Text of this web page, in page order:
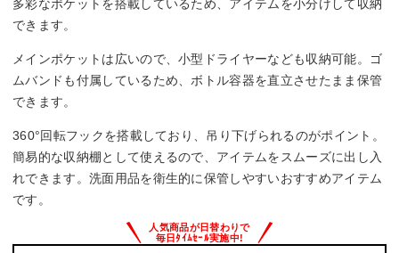
多彩なポケットを搭載しているため、アイテムを小分けして収納
できます。
メインポケットは広いので、小型ドライヤーなども収納可能。ゴ
ムバンドも付属しているため、ボトル容器を直立させたまま保管
できます。
360°回転フックを搭載しており、吊り下げられるのがポイント。
簡易的な収納棚として使えるので、アイテムをスムーズに出し入
れできます。洗面用品を衛生的に保管しやすいおすすめアイテム
です。